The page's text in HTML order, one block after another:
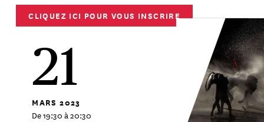
CLIQUEZ ICI POUR VOUS INSCRIRE
21
MARS 2023
De 19:30 à 20:30